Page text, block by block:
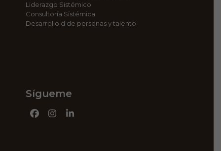
Liderazgo Sistémico
Consultoría Sistémica
Desarrollo d de personas y talento
Sígueme
Facebook
Instagram
LinkedIn